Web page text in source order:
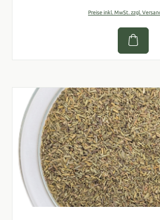
Preise inkl. MwSt. zzgl.